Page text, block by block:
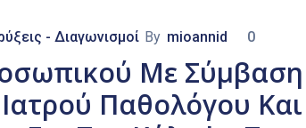
- Διαγωνισμοί By mioannid 0
Με Σύμβαση
Παθολόγου Και